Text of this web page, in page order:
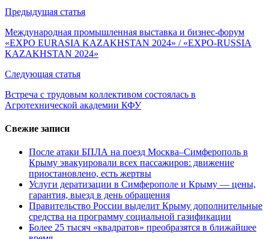
Навигация
по
записям
Предыдущая статья
​Международная промышленная выставка и бизнес‑форум
«EXPO EURASIA KAZAKHSTAN 2024» / «EXPO‑RUSSIA
KAZAKHSTAN 2024»
Следующая статья
Встреча с трудовым коллективом состоялась в
Агротехнической академии КФУ
Свежие записи
После атаки БПЛА на поезд Москва–Симферополь в
Крыму эвакуировали всех пассажиров: движение
приостановлено, есть жертвы
Услуги дератизации в Симферополе и Крыму — цены,
гарантия, выезд в день обращения
Правительство России выделит Крыму дополнительные
средства на программу социальной газификации
Более 25 тысяч «квадратов» преобразятся в ближайшее